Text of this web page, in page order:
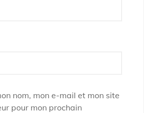
nom, mon e-mail et mon site
pour mon prochain